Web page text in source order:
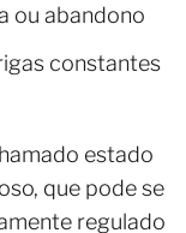
ou abandono
constantes
estado
que pode se
regulado